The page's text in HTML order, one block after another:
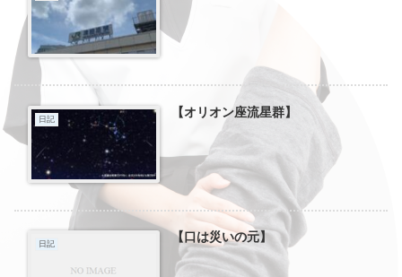
日記 【オリオン座流星群】
日記 【口は災いの元】